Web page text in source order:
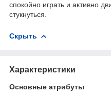
спокойно играть и активно
стукнуться.
Скрыть
Характеристики
Основные атрибуты